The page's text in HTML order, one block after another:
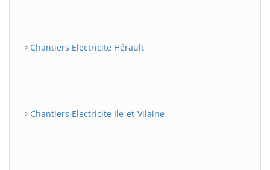
Chantiers Electricite Hérault
Chantiers Electricite Ile-et-Vilaine